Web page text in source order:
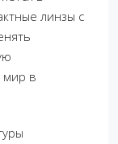
линзы с
мир в